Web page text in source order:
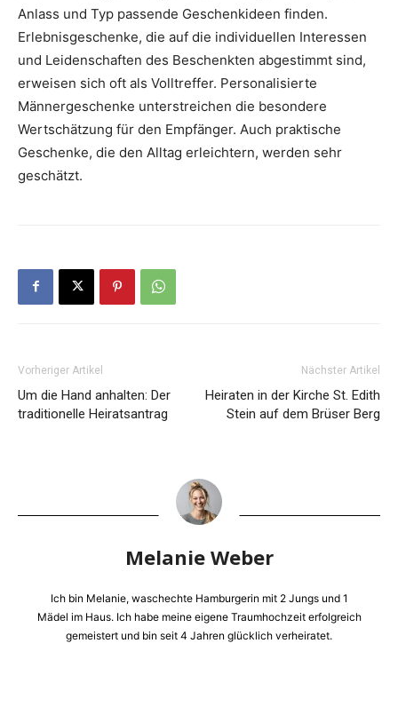
Anlass und Typ passende Geschenkideen finden.
Erlebnisgeschenke, die auf die individuellen Interessen
und Leidenschaften des Beschenkten abgestimmt sind,
erweisen sich oft als Volltreffer. Personalisierte
Männergeschenke unterstreichen die besondere
Wertschätzung für den Empfänger. Auch praktische
Geschenke, die den Alltag erleichtern, werden sehr
geschätzt.
Vorheriger Artikel
Um die Hand anhalten: Der
traditionelle Heiratsantrag
Nächster Artikel
Heiraten in der Kirche St. Edith
Stein auf dem Brüser Berg
Melanie Weber
Ich bin Melanie, waschechte Hamburgerin mit 2 Jungs und 1
Mädel im Haus. Ich habe meine eigene Traumhochzeit erfolgreich
gemeistert und bin seit 4 Jahren glücklich verheiratet.